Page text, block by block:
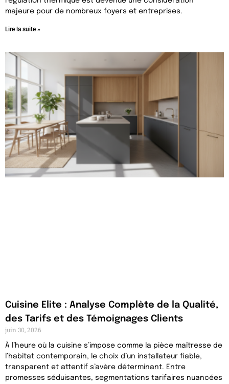
majeure pour de nombreux foyers et entreprises.
Lire la suite »
Cuisine Elite : Analyse Complète de la Qualité,
des Tarifs et des Témoignages Clients
juin 30, 2026
À l’heure où la cuisine s’impose comme la pièce maîtresse de
l’habitat contemporain, le choix d’un installateur fiable,
transparent et attentif s’avère déterminant. Entre
promesses séduisantes, segmentations tarifaires nuancées